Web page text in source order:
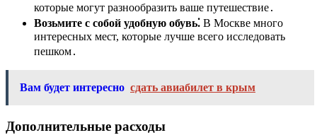
которые могут разнообразить ваше путешествие․
Возьмите с собой удобную обувь⁚ В Москве много
интересных мест, которые лучше всего исследовать
пешком․
Вам будет интересно сдать авиабилет в крым
Дополнительные расходы